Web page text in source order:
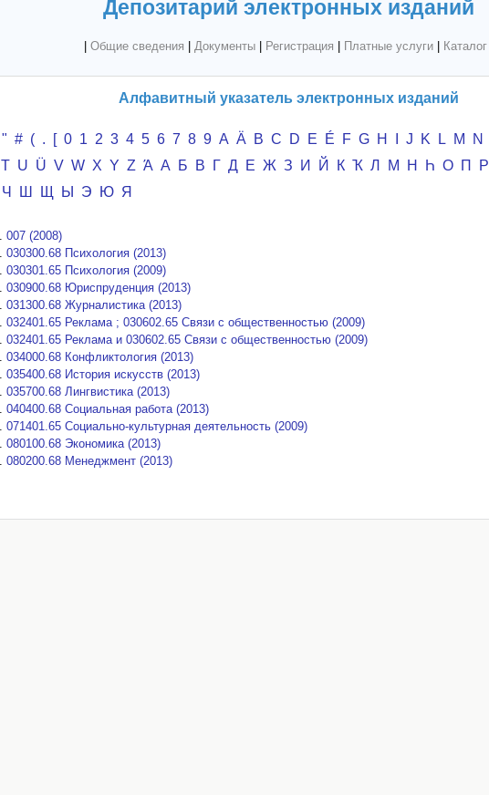
Депозитарий электронных изданий
Общие сведения Документы| Регистрация Платные услуги| Каталог|
Алфавитный указатель электронных изданий
" # ( . [ 0 1 2 3 4 5 6 7 8 9 A Ä B C D E É F G H J K L M N
T U Ü V W X Y Z Ά А Б В Г Д Е Ж З И Й К Ҡ Л М Н Һ О П Р
Ч Ш Щ Ы Э Ю Я
007 (2008)
030300.68 Психология (2013)
030301.65 Психология (2009)
030900.68 Юриспруденция (2013)
031300.68 Журналистика (2013)
032401.65 Реклама ; 030602.65 Связи с общественностью (2009)
032401.65 Реклама и 030602.65 Связи с общественностью (2009)
034000.68 Конфликтология (2013)
035400.68 История искусств (2013)
035700.68 Лингвистика (2013)
040400.68 Социальная работа (2013)
071401.65 Социально-культурная деятельность (2009)
080100.68 Экономика (2013)
080200.68 Менеджмент (2013)